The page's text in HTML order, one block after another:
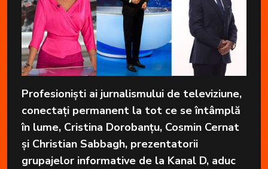
Profesioniști ai jurnalismului de televiziune,
conectați permanent la tot ce se întâmplă
în lume, Cristina Dorobanțu, Cosmin Cernat
și Christian Sabbagh, prezentatorii
grupajelor informative de la Kanal D, aduc